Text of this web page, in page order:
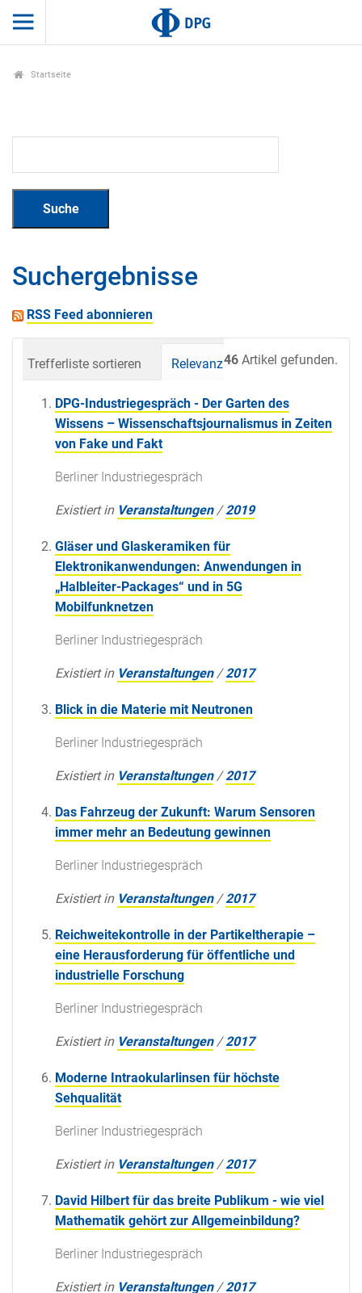
Startseite
Suchergebnisse
RSS Feed abonnieren
46 Artikel gefunden.
Trefferliste sortieren Relevanz Datum
DPG-Industriegespräch - Der Garten des
Wissens – Wissenschaftsjournalismus in Zeiten
von Fake und Fakt
Berliner Industriegespräch
Existiert in Veranstaltungen /2019
Gläser und Glaskeramiken für
Elektronikanwendungen: Anwendungen in
„Halbleiter-Packages“ und in 5G
Mobilfunknetzen
Berliner Industriegespräch
Existiert in Veranstaltungen /2017
Blick in die Materie mit Neutronen
Berliner Industriegespräch
Existiert in Veranstaltungen /2017
Das Fahrzeug der Zukunft: Warum Sensoren
immer mehr an Bedeutung gewinnen
Berliner Industriegespräch
Existiert in Veranstaltungen /2017
Reichweitekontrolle in der Partikeltherapie –
eine Herausforderung für öffentliche und
industrielle Forschung
Berliner Industriegespräch
Existiert in Veranstaltungen /2017
Moderne Intraokularlinsen für höchste
Sehqualität
Berliner Industriegespräch
Existiert in Veranstaltungen /2017
David Hilbert für das breite Publikum - wie viel
Mathematik gehört zur Allgemeinbildung?
Berliner Industriegespräch
Existiert in Veranstaltungen /2017